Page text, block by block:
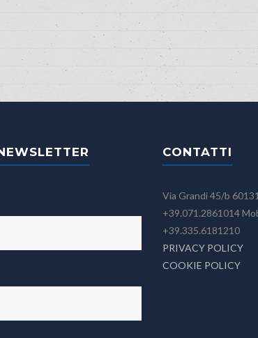
CONTATTI
Via Grandi 45/b
+39.071.2861014
+39.335.6181210
PRIVACY POLICY
COOKIE POLICY